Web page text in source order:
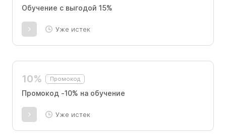
Обучение с выгодой 15%
Уже истек
10% Промокод
Промокод -10% на обучение
Уже истек